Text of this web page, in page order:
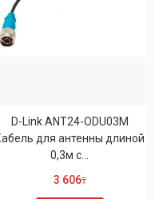
D-Link ANT24-ODU03M
для антенны длиной
0,3м с...
3 606₸